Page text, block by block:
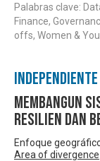
Palabras clave:
Finance,
offs, Women &
Membangun
resilien dan
Enfoque
Area of divergence